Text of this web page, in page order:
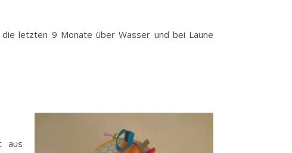
letzten 9 Monate über Wasser und bei Laune
aus